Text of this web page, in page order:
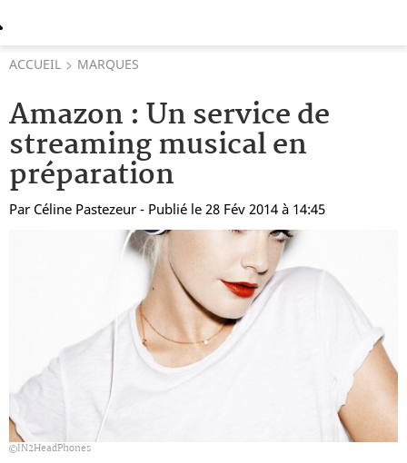
ACCUEIL MARQUES
Amazon : Un service de
streaming musical en
préparation
Par Céline Pastezeur - Publié le 28 Fév 2014 à 14:45
IN2HeadPhones